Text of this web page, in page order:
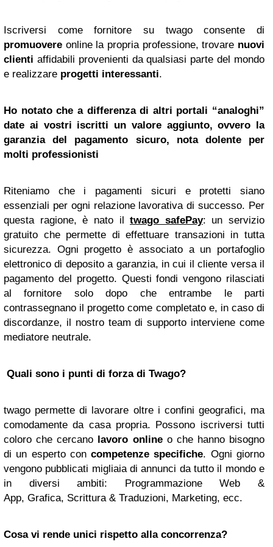
Iscriversi come fornitore su twago consente di
promuovere online la propria professione, trovare nuovi
clienti affidabili provenienti da qualsiasi parte del mondo
e realizzare progetti interessanti.
Ho notato che a differenza di altri portali “analoghi”
date ai vostri iscritti un valore aggiunto, ovvero la
garanzia del pagamento sicuro, nota dolente per
molti professionisti
Riteniamo che i pagamenti sicuri e protetti siano
essenziali per ogni relazione lavorativa di successo. Per
questa ragione, è nato iltwago safePay: un servizio
gratuito che permette di effettuare transazioni in tutta
sicurezza. Ogni progetto è associato a un portafoglio
elettronico di deposito a garanzia, in cui il cliente versa il
pagamento del progetto. Questi fondi vengono rilasciati
al fornitore solo dopo che entrambe le parti
contrassegnano il progetto come completato e, in caso di
discordanze, il nostro team di supporto interviene come
mediatore neutrale.
Quali sono i punti di forza di Twago?
twago permette di lavorare oltre i confini geografici, ma
comodamente da casa propria. Possono iscriversi tutti
coloro che cercano lavoro onlineo che hanno bisogno
di un esperto concompetenze specifiche. Ogni giorno
vengono pubblicati migliaia di annunci da tutto il mondo e
in diversi ambiti: Programmazione Web &
App, Grafica, Scrittura & Traduzioni, Marketing, ecc.
Cosa vi rende unici rispetto alla concorrenza?